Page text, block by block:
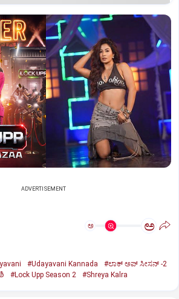
ADVERTISEMENT
ಅ ಅ
#Udayavani Kannada
#ಲಾಕ್ ಅಪ್ ಸೀಸನ್‌ -2
#Lock Upp Season 2 #Shreya Kalra